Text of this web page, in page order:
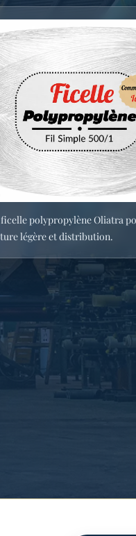
polypropylène Oliatra
légère et distribution.